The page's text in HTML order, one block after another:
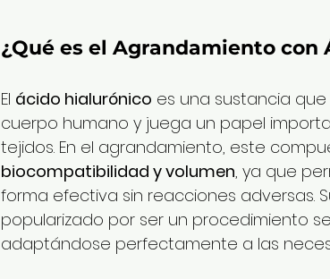
¿Qué es el Agrandamiento con
El ácido hialurónico es una sustancia
cuerpo humano y juega un papel
tejidos. En el agrandamiento, este
biocompatibilidad y volumen, ya que
forma efectiva sin reacciones adversas.
popularizado por ser un procedimiento
adaptándose perfectamente a las